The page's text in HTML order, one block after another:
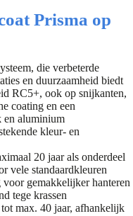
Prisma op
die verbeterde
en duurzaamheid biedt
RC5+, ook op snijkanten,
coating en een
en aluminium
kleur- en
20 jaar als onderdeel
vele standaardkleuren
gemakkelijker hanteren
tege krassen
tot max. 40 jaar, afhankelijk